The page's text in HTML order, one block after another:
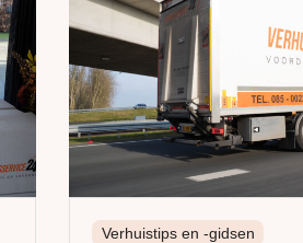
Verhuistips en -gidsen